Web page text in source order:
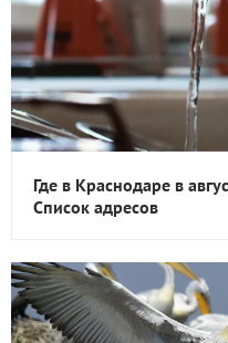
Где в Краснодаре в
Список адресов